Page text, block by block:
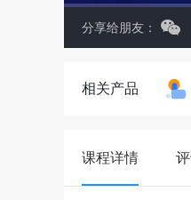
分享给朋友：
相关产品
课程详情